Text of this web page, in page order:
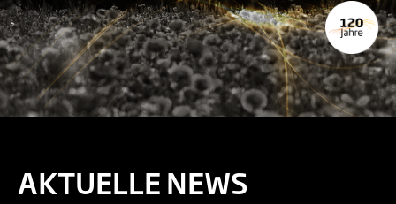
AKTUELLE NEWS